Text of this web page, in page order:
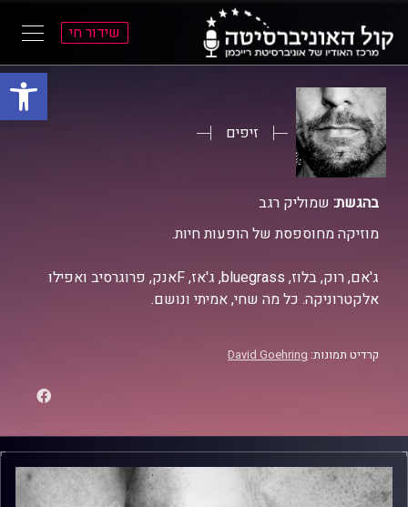
פתח
התפריט
הראשי
התוכן
הראשי
שידור חי
זיפים
בהגשת: שמוליק רגב
מוזיקה מחוספסת של הופעות חיות.
ג'אם, רוק, בלוז, bluegrass, ג'אז, Fאנק, פרוגרסיב ואפילו
אלקטרוניקה. כל מה שחי, אמיתי ונושם.
קרדיט תמונות: David Goehring